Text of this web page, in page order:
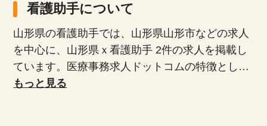
看護助手について
山形県の看護助手では、山形県山形市などの求人
を中心に、山形県ｘ看護助手 2件の求人を掲載し
ています。医療事務求人ドットコムの特徴とし
て、正社員、派遣社員、扶養内パート、時短勤務
もっと見る